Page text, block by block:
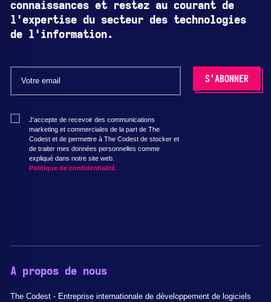
connaissances et restez au courant de
l'expertise du secteur des technologies
de l'information.
J'accepte de recevoir des communications
marketing et commerciales de la part de The
Codest et de permettre à The Codest de stocker et
de traiter mes données personnelles comme
expliqué dans notre site web.
Politique de confidentialité.
A propos de nous
The Codest - Entreprise internationale de développement de logiciels